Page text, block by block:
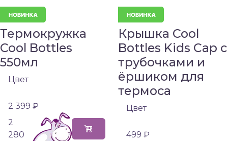
Термокружка
Cool Bottles
550мл
Цвет
2 399 ₽
2
280
Крышка Cool
Bottles Kids Cap с
трубочками и
ёршиком для
термоса
Цвет
499 ₽